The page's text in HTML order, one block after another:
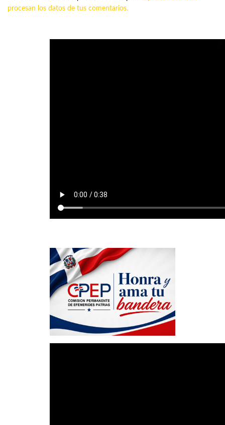
procesan los datos de tus comentarios.